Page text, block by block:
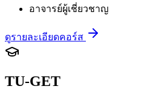
อาจารย์ผู้เชี่ยวชาญ
ดูรายละเอียดคอร์ส
TU-GET